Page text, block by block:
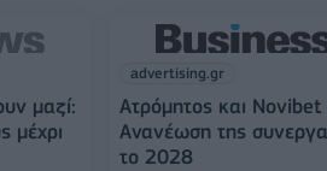
μαζί:
μέχρι
advertising.gr
Ατρόμητος και Novibet
Ανανέωση της
το 2028